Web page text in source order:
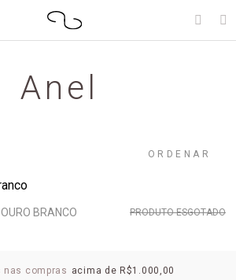
Anel
ORDENAR
BRANCO PRODUTO ESGOTADO
nas compras acima de R$1.000,00